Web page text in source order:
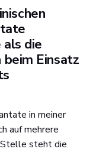
die
Einsatz
in meiner
auf mehrere
Stelle steht die